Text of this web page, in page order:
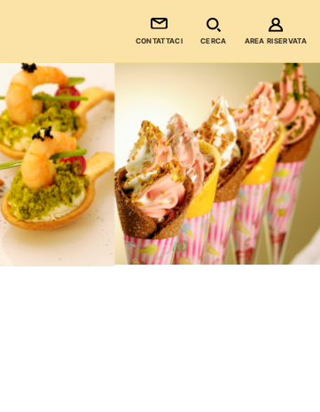
CONTATTACI CERCA AREA RISERVATA